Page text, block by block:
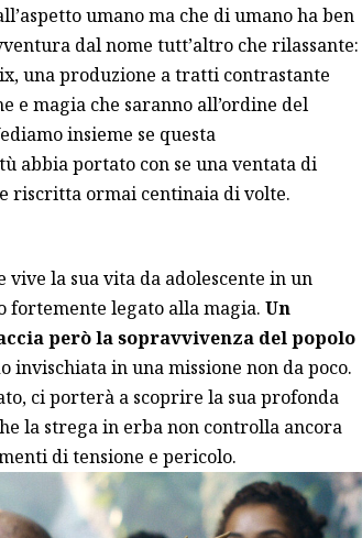
umano ma che di umano ha ben
dal nome tutt’altro che rilassante:
, una produzione a tratti contrastante
e magia che saranno all’ordine del
insieme se questa
abbia portato con se una ventata di
riscritta ormai centinaia di volte.
la sua vita da adolescente in un
fortemente legato alla magia. Un
però la sopravvivenza del popolo
invischiata in una missione non da poco.
ci porterà a scoprire la sua profonda
la strega in erba non controlla ancora
di tensione e pericolo.